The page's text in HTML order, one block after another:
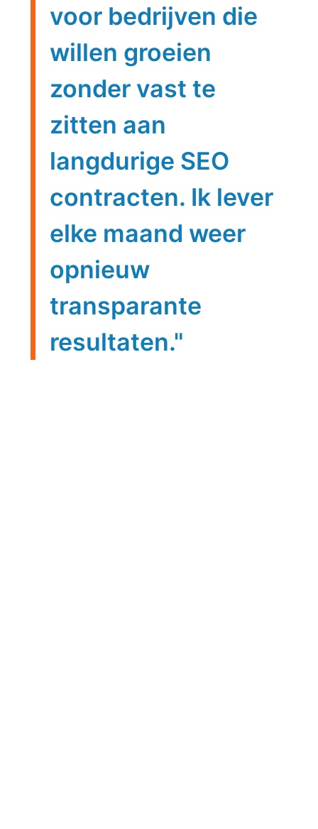
voor bedrijven die
willen groeien
zonder vast te
zitten aan
langdurige SEO
contracten. Ik lever
elke maand weer
opnieuw
transparante
resultaten."